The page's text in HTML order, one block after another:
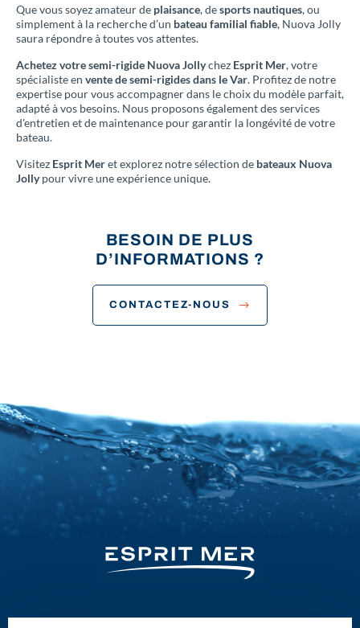
Que vous soyez amateur de plaisance, desports nautiques, ou
simplement à la recherche d’un bateau familial fiable, Nuova Jolly
saura répondre à toutes vos attentes.
Achetez votre semi-rigide Nuova Jollychez Esprit Mer, votre
spécialiste en vente de semi-rigides dans le Var. Profitez de notre
expertise pour vous accompagner dans le choix du modèle parfait,
adapté à vos besoins. Nous proposons également des services
d'entretien et de maintenance pour garantir la longévité de votre
bateau.
Visitez Esprit Meret explorez notre sélection de bateaux Nuova
Jollypour vivre une expérience unique.
BESOIN DE PLUS
D’INFORMATIONS ?
CONTACTEZ-NOUS